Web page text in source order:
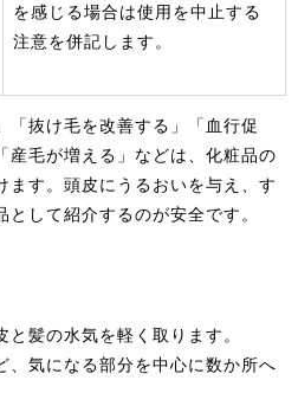
を感じる場合は使用を中止する
注意を併記します。
「抜け毛を改善する」「血行促
産毛が増える」などは、化粧品の
ます。頭皮にうるおいを与え、す
して紹介するのが安全です。
髪の水気を軽く取ります。
、気になる部分を中心に数か所へ